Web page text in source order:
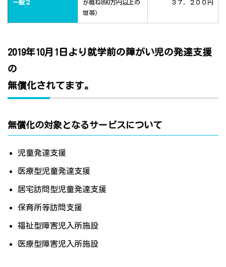
一般２
が概ね890万円以上の
世帯）
３７，２００円
2019年10月1日より就学前の障がい児の発達支援
の
無償化されてます。
無償化の対象となるサービスについて
児童発達支援
医療型児童発達支援
居宅訪問型児童発達支援
保育所等訪問支援
福祉型障害児入所施設
医療型障害児入所施設